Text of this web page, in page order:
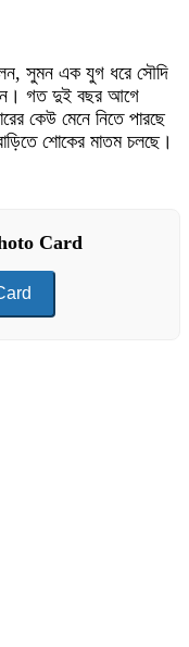
সুমন এক যুগ ধরে সৌদি
গত দুই বছর আগে
কেউ মেনে নিতে পারছে
শোকের মাতম চলছে।
Card